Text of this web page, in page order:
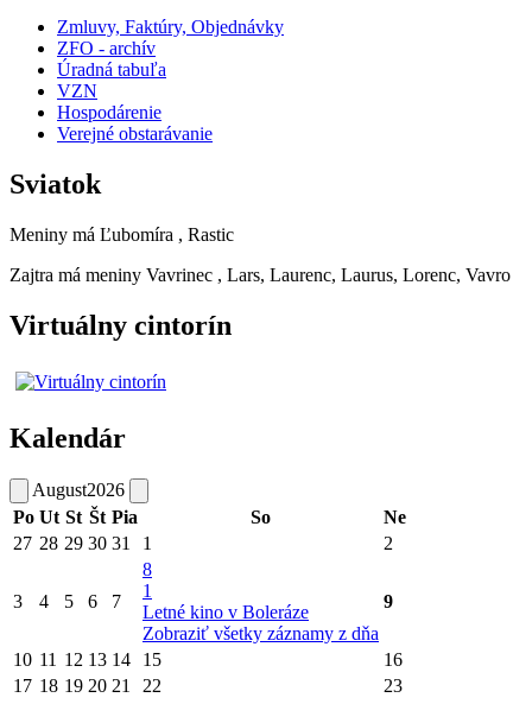
Zmluvy, Faktúry, Objednávky
ZFO - archív
Úradná tabuľa
VZN
Hospodárenie
Verejné obstarávanie
Sviatok
Meniny má Ľubomíra , Rastic
Zajtra má meniny Vavrinec , Lars, Laurenc, Laurus, Lorenc, Vavro
Virtuálny cintorín
Kalendár
August2026
Po Ut St Št Pia So
Ne
27 28 29 30 31 1 2
3 4 5 6 7
8
1
Letné kino v Boleráze
Zobraziť všetky záznamy z dňa
9
10 11 12 13 14 15
16
17 18 19 20 21 22
23